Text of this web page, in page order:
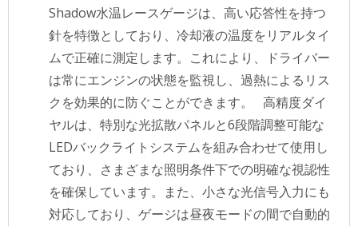
Shadow水温レースゲージは、高い応答性を持つ
針を特徴としており、冷却液の温度をリアルタイ
ムで正確に測定します。これにより、ドライバー
は常にエンジンの状態を監視し、過熱によるリス
クを効果的に防ぐことができます。 高精度ダイ
ヤルは、特別な光拡散パネルと6段階調整可能な
LEDバックライトシステムを組み合わせて使用し
ており、さまざまな照明条件下での明確な視認性
を確保しています。また、小さな光信号入力にも
対応しており、ゲージは昼夜モードの間で自動的